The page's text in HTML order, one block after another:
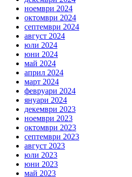
ноември 2024
октомври 2024
септември 2024
август 2024
юли 2024
юни 2024
май 2024
април 2024
март 2024
февруари 2024
януари 2024
декември 2023
ноември 2023
октомври 2023
септември 2023
август 2023
юли 2023
юни 2023
май 2023